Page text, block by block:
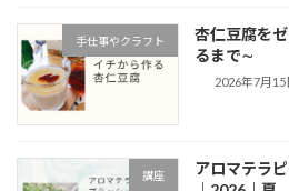
手仕事やクラフト
杏仁豆腐を
るまで∼
2026年7月15
講座
アロマテラ